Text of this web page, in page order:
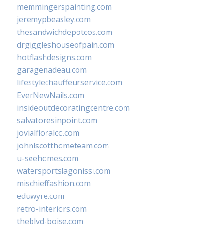
memmingerspainting.com
jeremypbeasley.com
thesandwichdepotcos.com
drgiggleshouseofpain.com
hotflashdesigns.com
garagenadeau.com
lifestylechauffeurservice.com
EverNewNails.com
insideoutdecoratingcentre.com
salvatoresinpoint.com
jovialfloralco.com
johnlscotthometeam.com
u-seehomes.com
watersportslagonissi.com
mischieffashion.com
eduwyre.com
retro-interiors.com
theblvd-boise.com